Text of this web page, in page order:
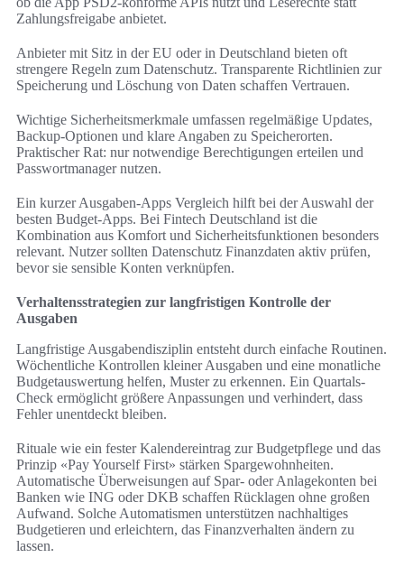
Zahlungsfreigabe anbietet.
Anbieter mit Sitz in der EU oder in Deutschland bieten oft
strengere Regeln zum Datenschutz. Transparente Richtlinien zur
Speicherung und Löschung von Daten schaffen Vertrauen.
Wichtige Sicherheitsmerkmale umfassen regelmäßige Updates,
Backup-Optionen und klare Angaben zu Speicherorten.
Praktischer Rat: nur notwendige Berechtigungen erteilen und
Passwortmanager nutzen.
Ein kurzer Ausgaben-Apps Vergleich hilft bei der Auswahl der
besten Budget-Apps. Bei Fintech Deutschland ist die
Kombination aus Komfort und Sicherheitsfunktionen besonders
relevant. Nutzer sollten Datenschutz Finanzdaten aktiv prüfen,
bevor sie sensible Konten verknüpfen.
Verhaltensstrategien zur langfristigen Kontrolle der
Ausgaben
Langfristige Ausgabendisziplin entsteht durch einfache Routinen.
Wöchentliche Kontrollen kleiner Ausgaben und eine monatliche
Budgetauswertung helfen, Muster zu erkennen. Ein Quartals-
Check ermöglicht größere Anpassungen und verhindert, dass
Fehler unentdeckt bleiben.
Rituale wie ein fester Kalendereintrag zur Budgetpflege und das
Prinzip «Pay Yourself First» stärken Spargewohnheiten.
Automatische Überweisungen auf Spar- oder Anlagekonten bei
Banken wie ING oder DKB schaffen Rücklagen ohne großen
Aufwand. Solche Automatismen unterstützen nachhaltiges
Budgetieren und erleichtern, das Finanzverhalten ändern zu
lassen.